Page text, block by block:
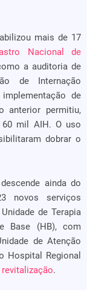
mais de 17
Nacional de
a auditoria de
de Internação
de
anterior permitiu,
60 mil AIH. O uso
dobrar o
ainda do
novos serviços
de Terapia
Base (HB), com
de Atenção
Hospital Regional
.